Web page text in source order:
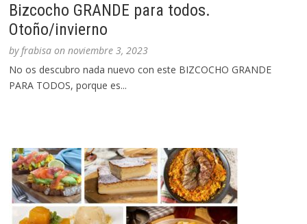
Bizcocho GRANDE para todos.
Otoño/invierno
byfrabisa onnoviembre 3, 2023
No os descubro nada nuevo con este BIZCOCHO GRANDE
PARA TODOS, porque es...